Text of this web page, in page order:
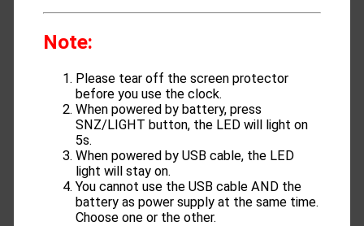
Note:
Please tear off the screen protector
before you use the clock.
When powered by battery, press
SNZ/LIGHT button, the LED will light on
5s.
When powered by USB cable, the LED
light will stay on.
You cannot use the USB cable AND the
battery as power supply at the same time.
Choose one or the other.